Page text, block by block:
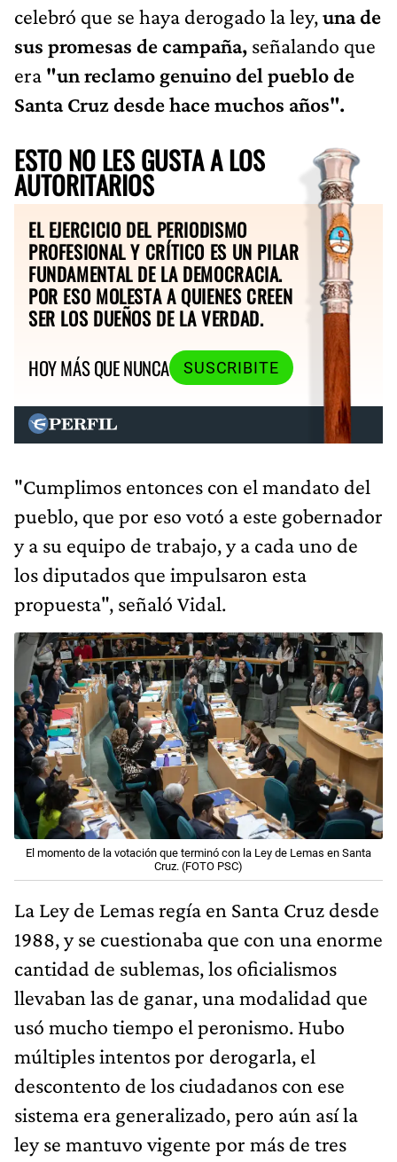
celebró que se haya derogado la ley,una de
sus promesas de campaña, señalando que
era "un reclamo genuino del pueblo de
Santa Cruz desde hace muchos años".
ESTO NO LES GUSTA A LOS
AUTORITARIOS
EL EJERCICIO DEL PERIODISMO
PROFESIONAL Y CRÍTICO ES UN PILAR
FUNDAMENTAL DE LA DEMOCRACIA.
POR ESO MOLESTA A QUIENES CREEN
SER LOS DUEÑOS DE LA VERDAD.
HOY MÁS QUE NUNCA
SUSCRIBITE
"Cumplimos entonces con el mandato del
pueblo, que por eso votó a este gobernador
y a su equipo de trabajo, y a cada uno de
los diputados que impulsaron esta
propuesta", señaló Vidal.
El momento de la votación que terminó con la Ley de Lemas en Santa
Cruz. (FOTO PSC)
La Ley de Lemas regía en Santa Cruz desde
1988, y se cuestionaba que con una enorme
cantidad de sublemas, los oficialismos
llevaban las de ganar, una modalidad que
usó mucho tiempo el peronismo. Hubo
múltiples intentos por derogarla, el
descontento de los ciudadanos con ese
sistema era generalizado, pero aún así la
ley se mantuvo vigente por más de tres